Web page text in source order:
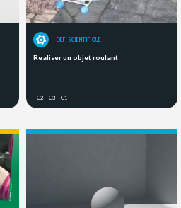
DÉFI SCIENTIFIQUE
Realiser un objet roulant
C2 C3 C1